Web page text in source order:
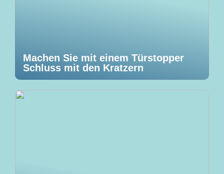
Machen Sie mit einem Türstopper
Schluss mit den Kratzern